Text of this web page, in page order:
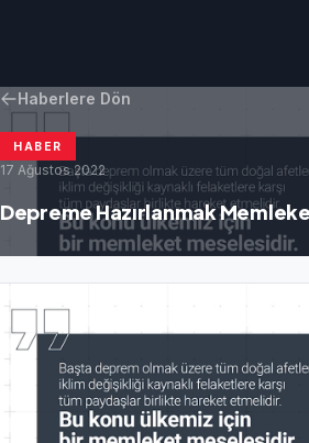
Haberlere Dön
HABER
17 Ağustos 2022
Depreme Hazırlanmak